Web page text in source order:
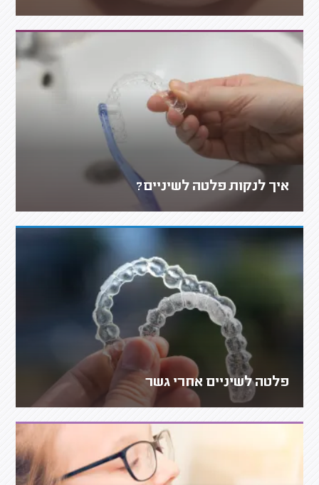
איך לנקות פלטה לשיניים?
פלטה לשיניים אחרי גשר